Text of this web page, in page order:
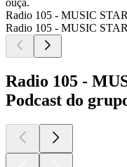
ouça.
Radio 105 - MUSIC
Radio 105 - MUSIC
Radio 105 -
Podcast do